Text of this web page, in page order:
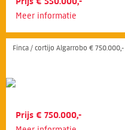
Meer informatie
Finca / cortijo Algarrobo € 750.000,-
Prijs € 750.000,-